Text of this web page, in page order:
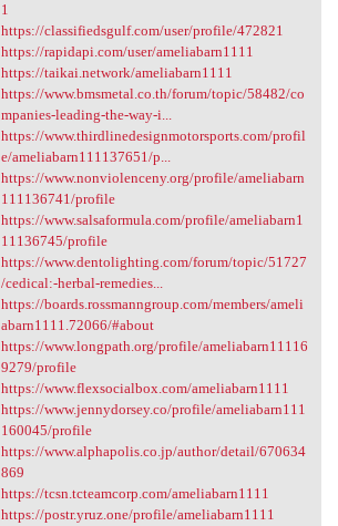
1
https://classifiedsgulf.com/user/profile/472821
https://rapidapi.com/user/ameliabarn1111
https://taikai.network/ameliabarn1111
https://www.bmsmetal.co.th/forum/topic/58482/co
mpanies-leading-the-way-i...
https://www.thirdlinedesignmotorsports.com/profil
e/ameliabarn111137651/p...
https://www.nonviolenceny.org/profile/ameliabarn
111136741/profile
https://www.salsaformula.com/profile/ameliabarn1
11136745/profile
https://www.dentolighting.com/forum/topic/51727
/cedical:-herbal-remedies...
https://boards.rossmanngroup.com/members/ameli
abarn1111.72066/#about
https://www.longpath.org/profile/ameliabarn11116
9279/profile
https://www.flexsocialbox.com/ameliabarn1111
https://www.jennydorsey.co/profile/ameliabarn111
160045/profile
https://www.alphapolis.co.jp/author/detail/670634
869
https://tcsn.tcteamcorp.com/ameliabarn1111
https://postr.yruz.one/profile/ameliabarn1111